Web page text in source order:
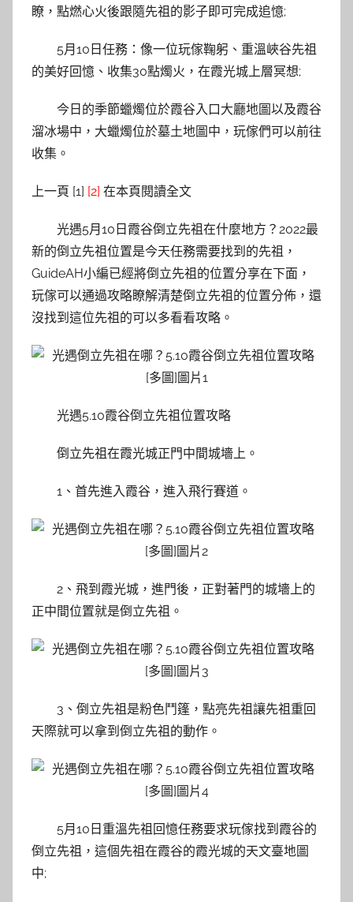
瞭，點燃心火後跟隨先祖的影子即可完成追憶;
5月10日任務：像一位玩傢鞠躬、重溫峽谷先祖
的美好回憶、收集30點燭火，在霞光城上層冥想;
今日的季節蠟燭位於霞谷入口大廳地圖以及霞谷
溜冰場中，大蠟燭位於墓土地圖中，玩傢們可以前往
收集。
上一頁 [1] [2] 在本頁閱讀全文
光遇5月10日霞谷倒立先祖在什麼地方？2022最
新的倒立先祖位置是今天任務需要找到的先祖，
GuideAH小編已經將倒立先祖的位置分享在下面，
玩傢可以通過攻略瞭解清楚倒立先祖的位置分佈，還
沒找到這位先祖的可以多看看攻略。
光遇5.10霞谷倒立先祖位置攻略
倒立先祖在霞光城正門中間城墻上。
1、首先進入霞谷，進入飛行賽道。
2、飛到霞光城，進門後，正對著門的城墻上的
正中間位置就是倒立先祖。
3、倒立先祖是粉色鬥篷，點亮先祖讓先祖重回
天際就可以拿到倒立先祖的動作。
5月10日重溫先祖回憶任務要求玩傢找到霞谷的
倒立先祖，這個先祖在霞谷的霞光城的天文臺地圖
中;